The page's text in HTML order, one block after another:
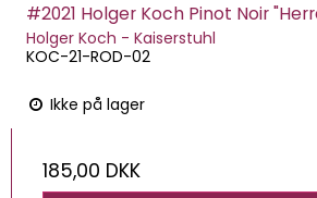
#2021 Holger Koch Pinot Noir
Holger Koch - Kaiserstuhl
KOC-21-ROD-02
Ikke på lager
185,00 DKK